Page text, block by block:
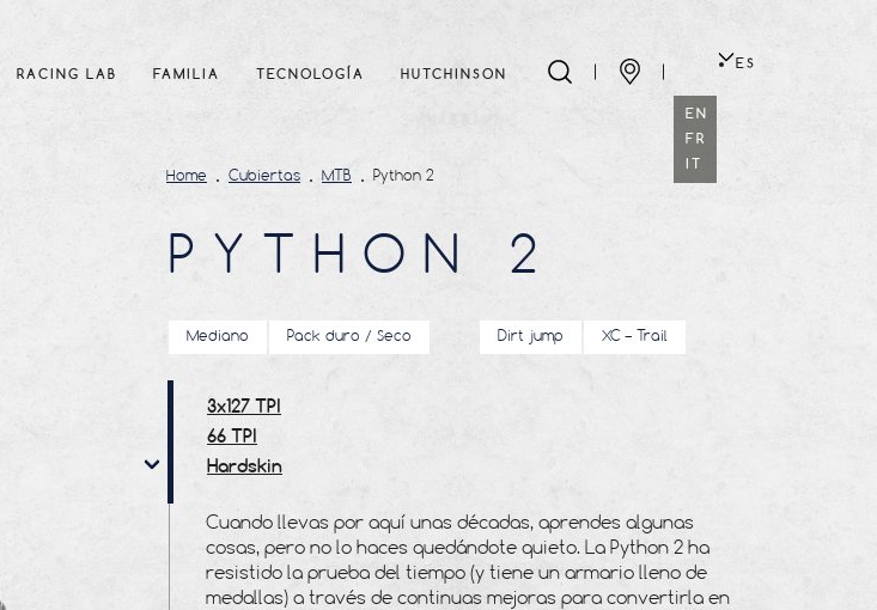
RACING LAB FAMILIA TECNOLOGÍA HUTCHINSON
ES
EN
FR
IT
Home Cubiertas MTB Python 2
PYTHON 2
Mediano Pack duro / Seco Dirt jump XC – Trail
3x127 TPI
66 TPI
Hardskin
Race Ripost XC
Tubeless Ready
Tubetype
Cuando llevas por aquí unas décadas, aprendes algunas
cosas, pero no lo haces quedándote quieto. La Python 2 ha
resistido la prueba del tiempo (y tiene un armario lleno de
medallas) a través de continuas mejoras para convertirla en